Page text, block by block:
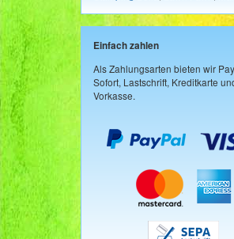
Einfach zahlen
Als Zahlungsarten bieten wir
Sofort, Lastschrift, Kreditkarte
Vorkasse.